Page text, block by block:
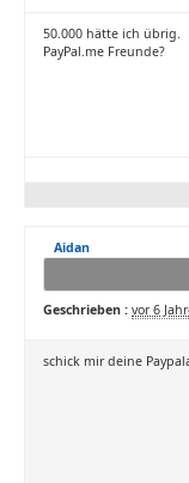
50.000 hätte ich übrig.
PayPal.me Freunde?
Aidan
Geschrieben : vor 6
schick mir deine